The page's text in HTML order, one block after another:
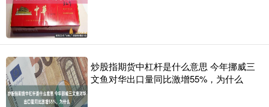
炒股指期货中杠杆是什么意思 今年挪威三
文鱼对华出口量同比激增55%，为什么